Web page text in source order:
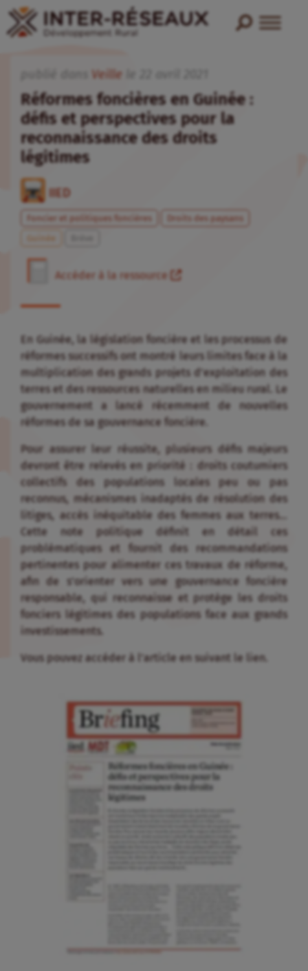
Veille
Réformes foncières en Guinée :
défis et perspectives pour la
reconnaissance des droits
légitimes
IIED
Foncier et politiques foncières
Droits des paysans
Guinée
Accéder à la ressource
En Guinée, la législation foncière et les processus de
réformes successifs ont montré leurs limites face à la
multiplication des grands projets d’exploitation des
terres et des ressources naturelles en milieu rural. Le
gouvernement a lancé récemment de nouvelles
réformes de sa gouvernance foncière.
Pour assurer leur réussite, plusieurs défis majeurs
devront être relevés en priorité : droits coutumiers
collectifs des populations locales peu ou pas
reconnus, mécanismes inadaptés de résolution des
litiges, accès inéquitable des femmes aux terres…
Cette note politique définit en détail ces
problématiques et fournit des recommandations
pertinentes pour alimenter ces travaux de réforme,
afin de s’orienter vers une gouvernance foncière
responsable, qui reconnaisse et protège les droits
fonciers légitimes des populations face aux grands
investissements.
Vous pouvez accéder à l’article en suivant le lien.